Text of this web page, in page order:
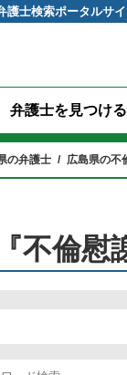
護士検索ポータルサイ
弁護士を見つける
の弁護士 広島県の不
『不倫